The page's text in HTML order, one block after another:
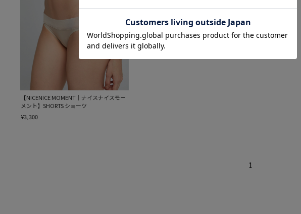
【NICENICE MOMENT｜ナイスナイスモー
メント】SHORTS ショーツ
¥3,300
1